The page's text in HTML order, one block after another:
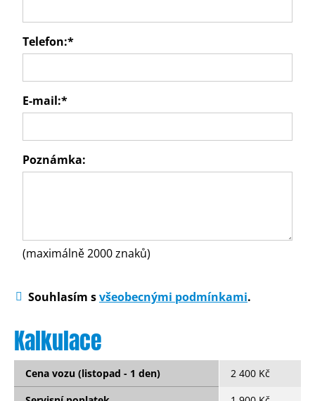
Telefon:*
E-mail:*
Poznámka:
(maximálně 2000 znaků)
Souhlasím svšeobecnými podmínkami.
Kalkulace
Cena vozu (listopad - 1 den)
2 400 Kč